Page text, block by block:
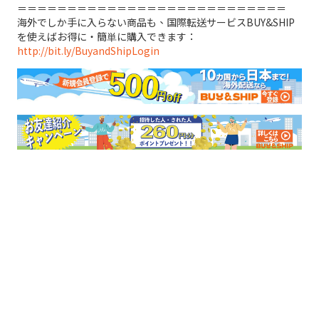
＝＝＝＝＝＝＝＝＝＝＝＝＝＝＝＝＝＝＝＝＝＝＝＝＝＝＝
海外でしか手に入らない商品も、国際転送サービスBUY&SHIP
を使えばお得に・簡単に購入できます：
http://bit.ly/BuyandShipLogin